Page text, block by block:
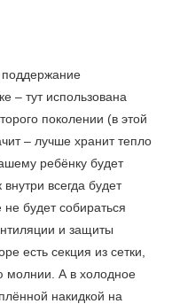
поддержание
– тут использована
поколении (в этой
– лучше хранит тепло
ребёнку будет
всегда будет
будет собираться
и защиты
есть секция из сетки,
молнии. А в холодное
накидкой на